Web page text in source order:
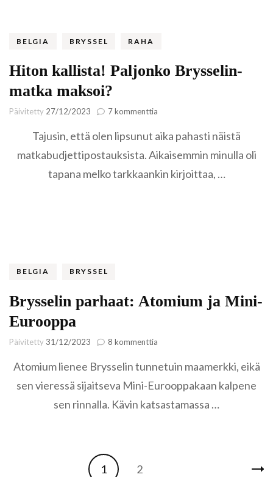
BELGIA BRYSSEL RAHA
Hiton kallista! Paljonko Brysselin-
matka maksoi?
Päivitetty 27/12/2023 7 kommenttia
kallista!
Brysselin-
matka
Tajusin, että olen lipsunut aika pahasti näistä
matkabudjettipostauksista. Aikaisemmin minulla oli
tapana melko tarkkaankin kirjoittaa, …
BELGIA BRYSSEL
Brysselin parhaat: Atomium ja Mini-
Eurooppa
Päivitetty 31/12/2023 8 kommenttia
parhaat:
ja
Mini-
Atomium lienee Brysselin tunnetuin maamerkki, eikä
sen vieressä sijaitseva Mini-Eurooppakaan kalpene
sen rinnalla. Kävin katsastamassa …
Artikkelien
Sivu
1 Sivu
2